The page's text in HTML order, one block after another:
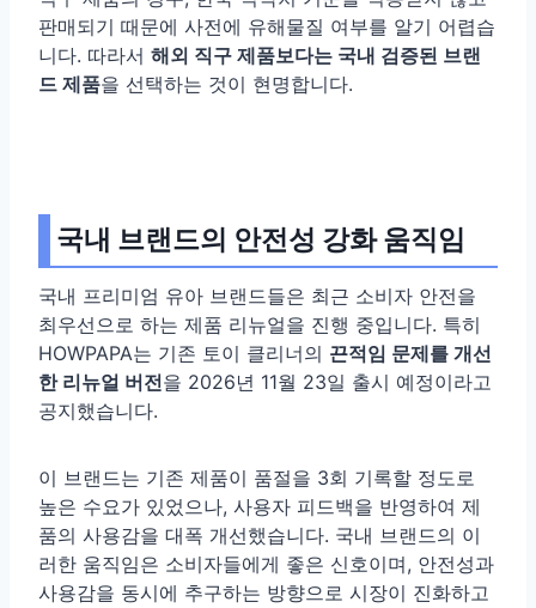
판매되기 때문에 사전에 유해물질 여부를 알기 어렵습
니다. 따라서 해외 직구 제품보다는 국내 검증된 브랜
드 제품을 선택하는 것이 현명합니다.
국내 브랜드의 안전성 강화 움직임
국내 프리미엄 유아 브랜드들은 최근 소비자 안전을
최우선으로 하는 제품 리뉴얼을 진행 중입니다. 특히
HOWPAPA는 기존 토이 클리너의 끈적임 문제를 개선
한 리뉴얼 버전을 2026년 11월 23일 출시 예정이라고
공지했습니다.
이 브랜드는 기존 제품이 품절을 3회 기록할 정도로
높은 수요가 있었으나, 사용자 피드백을 반영하여 제
품의 사용감을 대폭 개선했습니다. 국내 브랜드의 이
러한 움직임은 소비자들에게 좋은 신호이며, 안전성과
사용감을 동시에 추구하는 방향으로 시장이 진화하고